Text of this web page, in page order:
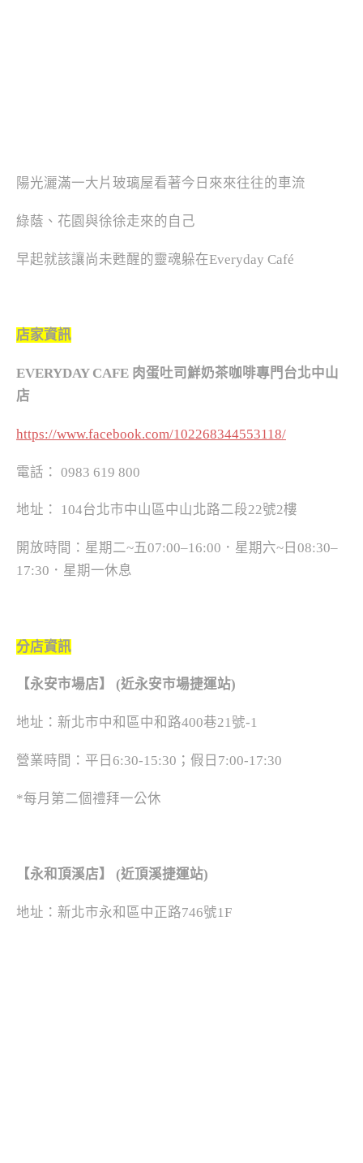
陽光灑滿一大片玻璃屋看著今日來來往往的車流
綠蔭、花園與徐徐走來的自己
早起就該讓尚未甦醒的靈魂躲在Everyday Café
店家資訊
EVERYDAY CAFE 肉蛋吐司鮮奶茶咖啡專門台北中山
店
https://www.facebook.com/102268344553118/
電話： 0983 619 800
地址： 104台北市中山區中山北路二段22號2樓
開放時間：星期二~五07:00–16:00．星期六~日08:30–
17:30．星期一休息
分店資訊
【永安市場店】 (近永安市場捷運站)
地址：新北市中和區中和路400巷21號-1
營業時間：平日6:30-15:30；假日7:00-17:30
*每月第二個禮拜一公休
【永和頂溪店】 (近頂溪捷運站)
地址：新北市永和區中正路746號1F